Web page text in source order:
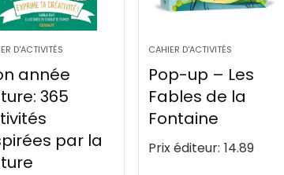
D'ACTIVITÉS
année
365
par la
CAHIER D'ACTIVITÉS
Pop-up – Les
Fables de la
Fontaine
Prix éditeur: 14.89